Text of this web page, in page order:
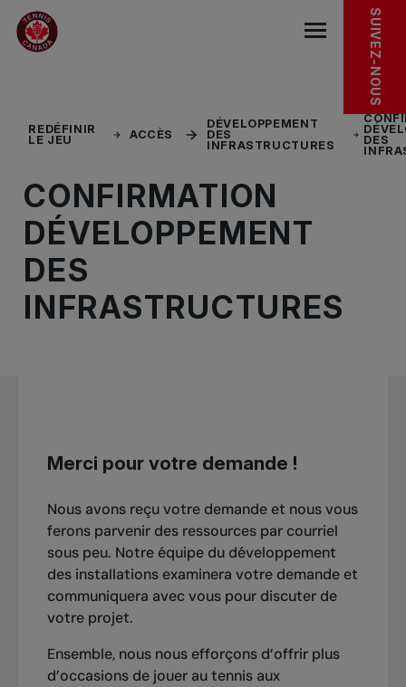
Sauter au menu principal
Sauter au contenu principal
Sauter au pied de page
EXPLORER SUIVEZ-NOUS
REDÉFINIR
LE JEU
ACCÈS
DÉVELOPPEMENT
DES
INFRASTRUCTURES
DES
CONFIRMATION
DÉVELOPPEMENT
DES
INFRASTRUCTURES
Merci pour votre demande !
Nous avons reçu votre demande et nous vous
ferons parvenir des ressources par courriel
sous peu. Notre équipe du développement
des installations examinera votre demande et
communiquera avec vous pour discuter de
votre projet.
Ensemble, nous nous efforçons d’offrir plus
d’occasions de jouer au tennis aux